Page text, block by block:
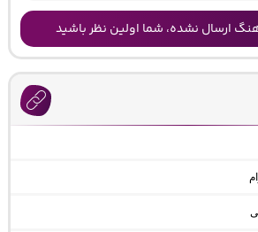
ارسال نشده، شما اولین نظر باشید